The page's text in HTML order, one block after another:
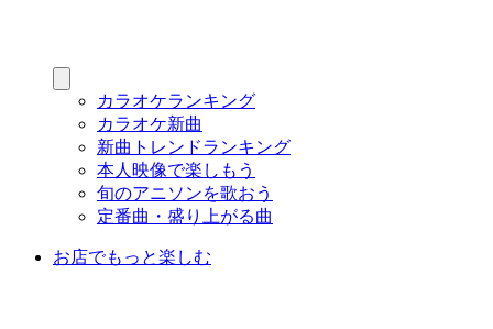
カラオケランキング
カラオケ新曲
新曲トレンドランキング
本人映像で楽しもう
旬のアニソンを歌おう
定番曲・盛り上がる曲
お店でもっと楽しむ